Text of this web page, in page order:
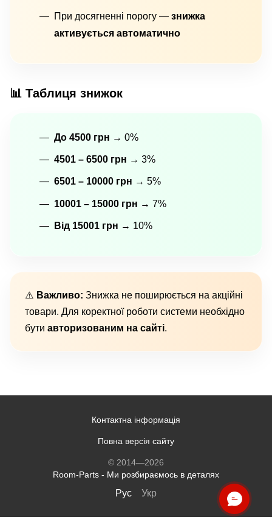
При досягненні порогу — знижка
активується автоматично
📊 Таблиця знижок
До 4500 грн → 0%
4501 – 6500 грн → 3%
6501 – 10000 грн → 5%
10001 – 15000 грн → 7%
Від 15001 грн → 10%
⚠️ Важливо: Знижка не поширюється на акційні
товари. Для коректної роботи системи необхідно
бути авторизованим на сайті.
Контактна інформація
Повна версія сайту
© 2014—2026
Room-Parts - Ми розбираємось в деталях
Рус Укр